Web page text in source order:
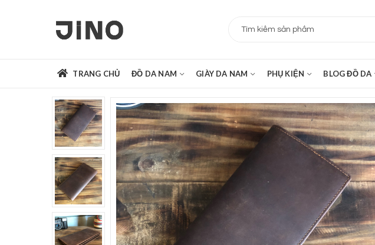
TRANG CHỦ ĐỒ DA NAM GIÀY DA NAM PHỤ KIỆN BLOG ĐỒ DA